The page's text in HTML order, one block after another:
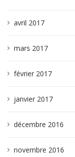
avril 2017
mars 2017
février 2017
janvier 2017
décembre 2016
novembre 2016